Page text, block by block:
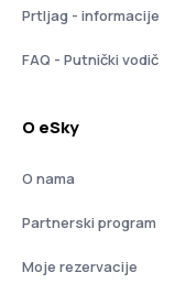
Prtljag - informacije
FAQ - Putnički vodič
O eSky
O nama
Partnerski program
Moje rezervacije